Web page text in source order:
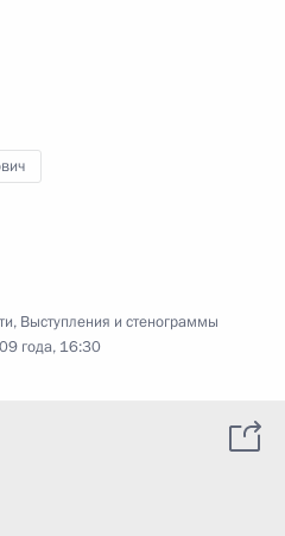
, Выступления и стенограммы
года, 16:30